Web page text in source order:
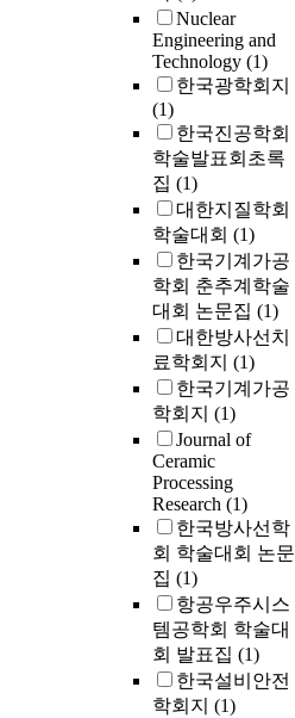
Nuclear
Engineering and
Technology (1)
한국광학회지
(1)
한국진공학회
학술발표회초록
집 (1)
대한지질학회
학술대회 (1)
한국기계가공
학회 춘추계학술
대회 논문집 (1)
대한방사선치
료학회지 (1)
한국기계가공
학회지 (1)
Journal of
Ceramic
Processing
Research (1)
한국방사선학
회 학술대회 논문
집 (1)
항공우주시스
템공학회 학술대
회 발표집 (1)
한국설비안전
학회지 (1)